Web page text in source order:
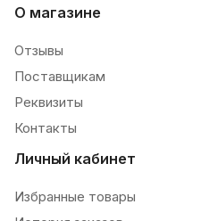
О магазине
Отзывы
Поставщикам
Реквизиты
Контакты
Личный кабинет
Избранные товары